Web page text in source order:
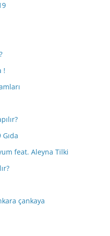
!
feat. Aleyna Tilki
çankaya